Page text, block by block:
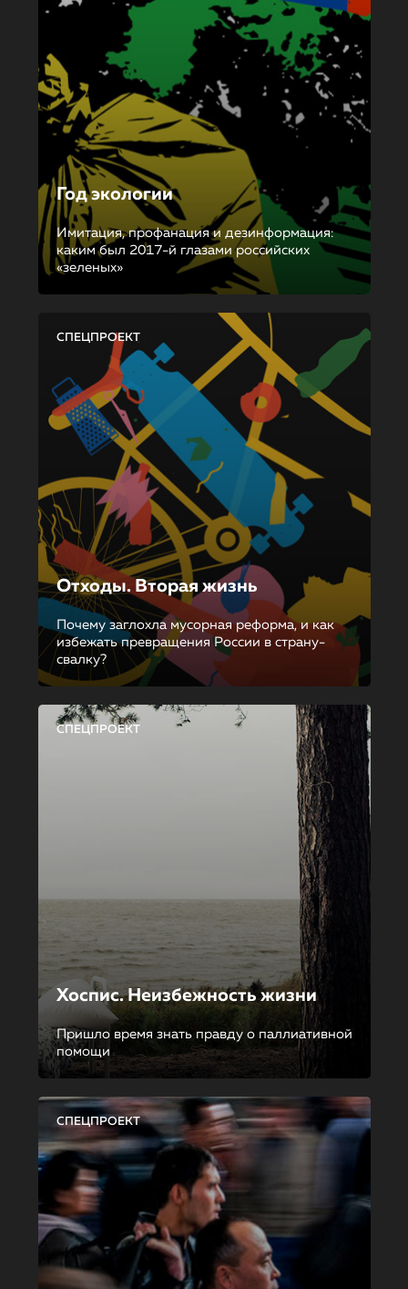
Год экологии
Имитация, профанация и дезинформация:
каким был 2017-й глазами российских
«зеленых»
СПЕЦПРОЕКТ
Отходы. Вторая жизнь
Почему заглохла мусорная реформа, и как
избежать превращения России в страну-
свалку?
СПЕЦПРОЕКТ
Хоспис. Неизбежность жизни
Пришло время знать правду о паллиативной
помощи
СПЕЦПРОЕКТ